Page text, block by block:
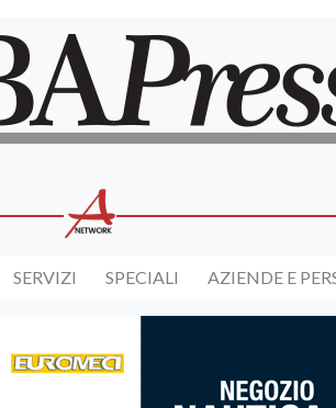
SERVIZI SPECIALI AZIENDE E